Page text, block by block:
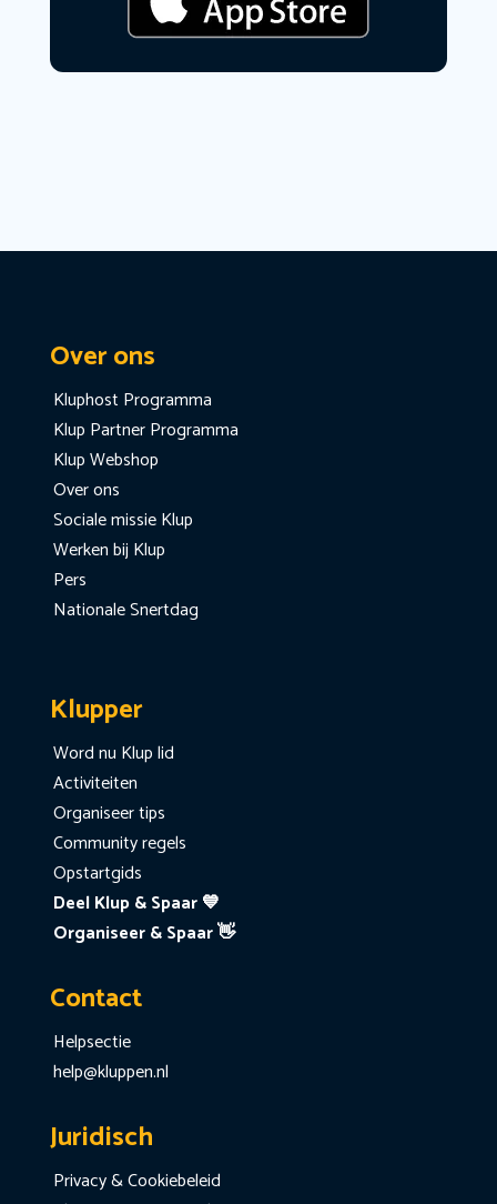
Over ons
Kluphost Programma
Klup Partner Programma
Klup Webshop
Over ons
Sociale missie Klup
Werken bij Klup
Pers
Nationale Snertdag
Klupper
Word nu Klup lid
Activiteiten
Organiseer tips
Community regels
Opstartgids
Deel Klup & Spaar 💙
Organiseer & Spaar 👋
Contact
Helpsectie
help@kluppen.nl
Juridisch
Privacy & Cookiebeleid